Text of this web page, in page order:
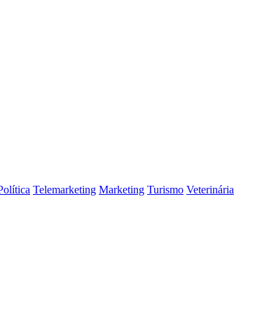
Telemarketing Marketing Turismo Veterinária